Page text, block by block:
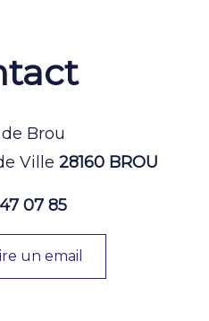
Brou
Ville 28160 BROU
07 85
un email